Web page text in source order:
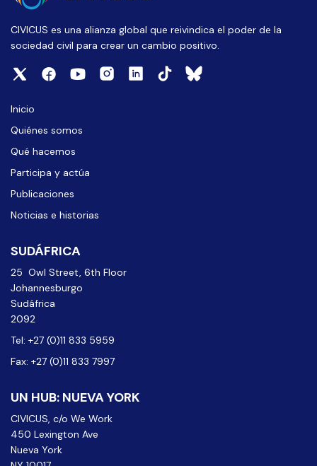
CIVICUS es una alianza global que reivindica el poder de la
sociedad civil para crear un cambio positivo.
Inicio
Quiénes somos
Qué hacemos
Participa y actúa
Publicaciones
Noticias e historias
SUDÁFRICA
25 Owl Street, 6th Floor
Johannesburgo
Sudáfrica
2092
Tel: +27 (0)11 833 5959
Fax: +27 (0)11 833 7997
UN HUB: NUEVA YORK
CIVICUS, c/o We Work
450 Lexington Ave
Nueva York